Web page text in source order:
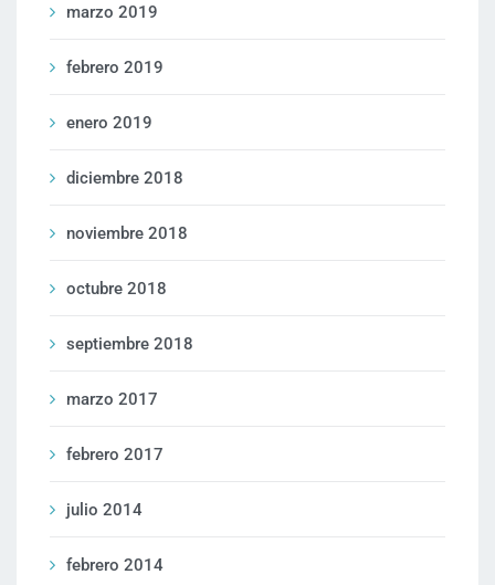
marzo 2019
febrero 2019
enero 2019
diciembre 2018
noviembre 2018
octubre 2018
septiembre 2018
marzo 2017
febrero 2017
julio 2014
febrero 2014